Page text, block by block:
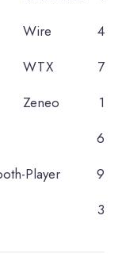
Wire
4
WTX
7
Zeneo
1
6
Player
9
3